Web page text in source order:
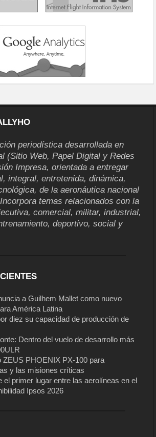
periodística desarrollada en
(Sitio Web, Papel Digital y Redes
Impresa, orientada a entregar
integral, entretenida, dinámica,
de la aeronáutica nacional
temas relacionados con la
comercial, militar, industrial,
deportivo, social y
a Guilhem Mallet como nuevo
América Latina
diez su capacidad de producción de
Dentro del vuelo de desarrollo más
ZEUS PHOENIX PX-100 para
y las misiones críticas
el primer lugar entre las aerolíneas en el
Ipsos 2026